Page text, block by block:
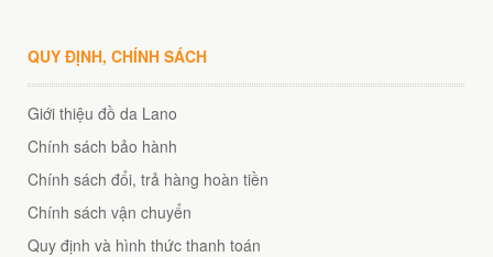
QUY ĐỊNH, CHÍNH SÁCH
Giới thiệu đồ da Lano
Chính sách bảo hành
Chính sách đổi, trả hàng hoàn tiền
Chính sách vận chuyển
Quy định và hình thức thanh toán